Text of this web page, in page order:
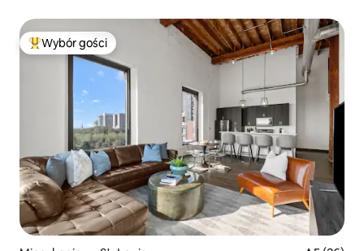
Najpopularniejsze z kategorii Wybór gości
Wybór gości